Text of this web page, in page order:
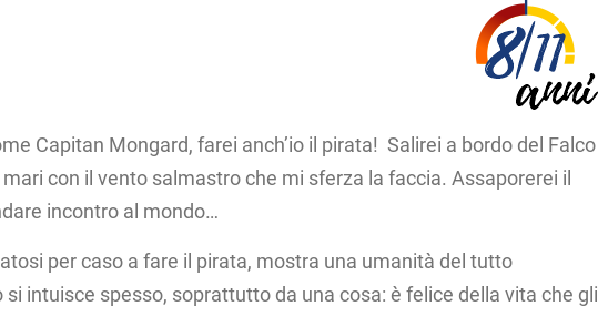
Capitan Mongard, farei anch’io il pirata! Salirei a bordo del Falco
con il vento salmastro che mi sferza la faccia. Assaporerei il
incontro al mondo…
per caso a fare il pirata, mostra una umanità del tutto
si intuisce spesso, soprattutto da una cosa: è felice della vita che gli